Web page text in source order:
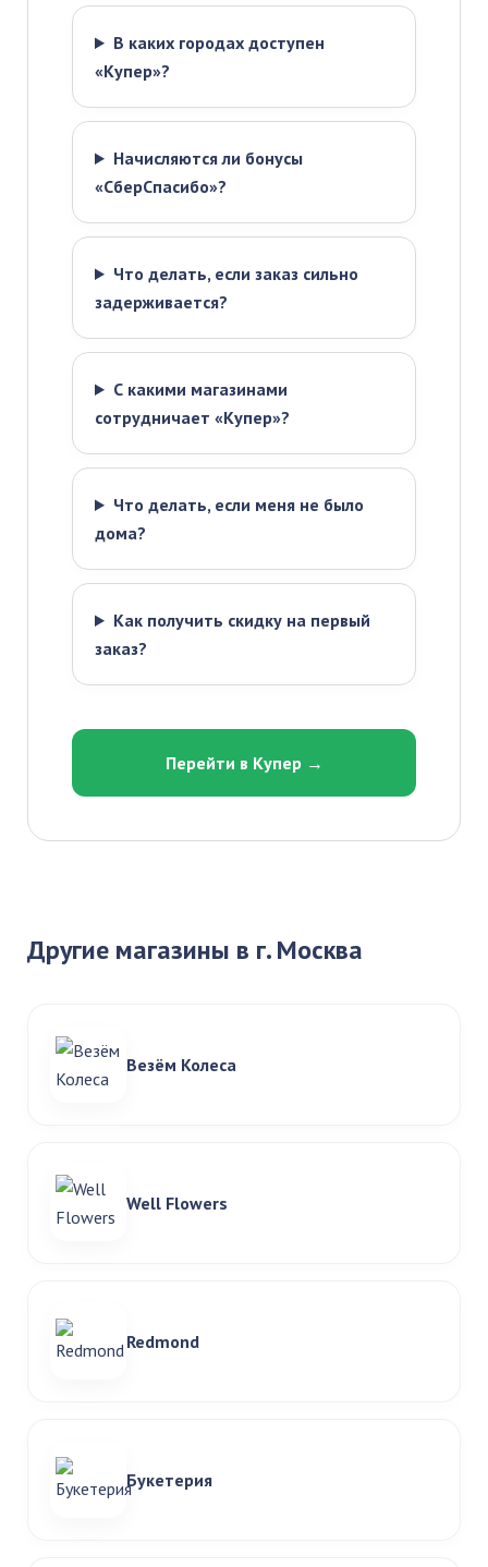
В каких городах доступен
«Купер»?
Начисляются ли бонусы
«СберСпасибо»?
Что делать, если заказ сильно
задерживается?
С какими магазинами
сотрудничает «Купер»?
Что делать, если меня не было
дома?
Как получить скидку на первый
заказ?
Перейти в Купер →
Другие магазины в г. Москва
Везём Колеса
Well Flowers
Redmond
Букетерия